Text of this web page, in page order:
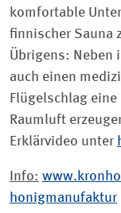
komfortable
finnischer Sauna
Übrigens: Neben
auch einen
Flügelschlag
Raumluft
Erklärvideo unter
Info:
honigmanufaktur